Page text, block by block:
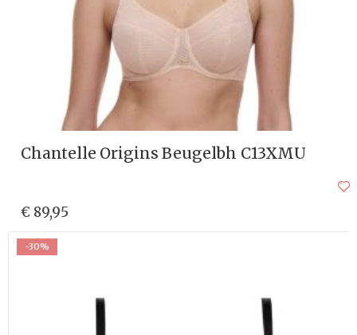
Chantelle Origins Beugelbh C13XMU
€ 89,95
-30%